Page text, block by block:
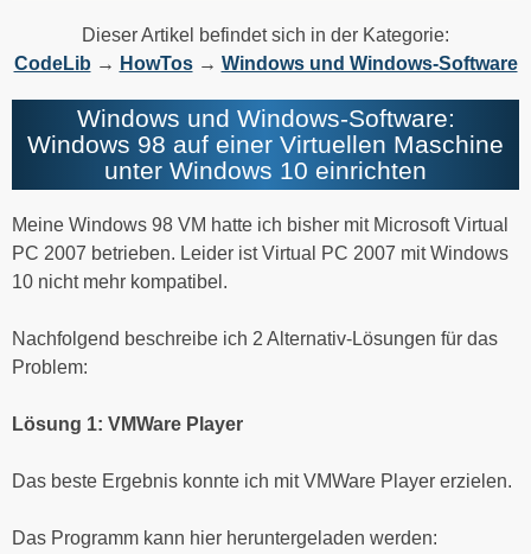
Dieser Artikel befindet sich in der Kategorie:
CodeLib → HowTos→ Windows und Windows-Software
Windows und Windows-Software:
Windows 98 auf einer Virtuellen Maschine
unter Windows 10 einrichten
Meine Windows 98 VM hatte ich bisher mit Microsoft Virtual
PC 2007 betrieben. Leider ist Virtual PC 2007 mit Windows
10 nicht mehr kompatibel.
Nachfolgend beschreibe ich 2 Alternativ-Lösungen für das
Problem:
Lösung 1: VMWare Player
Das beste Ergebnis konnte ich mit VMWare Player erzielen.
Das Programm kann hier heruntergeladen werden: